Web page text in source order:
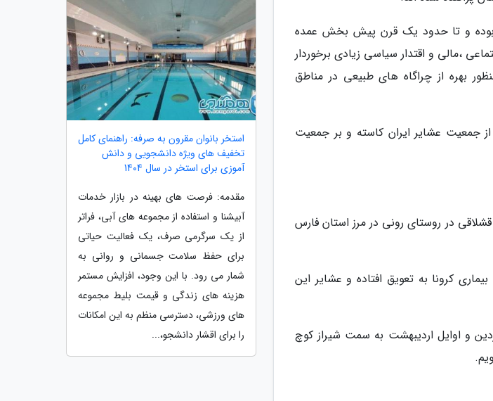
بوده و تا حدود یک قرن پیش بخش عمده
،مالی و اقتدار سیاسی زیادی برخوردار
بهره از چراگاه های طبیعی در مناطق
جمعیت عشایر ایران کاسته و بر جمعیت
در روستای رونی در مرز استان فارس
کرونا به تعویق افتاده و عشایر این
و اوایل اردیبهشت به سمت شیراز کوچ
استخر بانوان مقرون به صرفه: راهنمای کامل
تخفیف های ویژه دانشجویی و دانش
آموزی برای استخر در سال 1404
مقدمه: فرصت های بهینه در بازار خدمات
آبیشنا و استفاده از مجموعه های آبی، فراتر
از یک سرگرمی صرف، یک فعالیت حیاتی
برای حفظ سلامت جسمانی و روانی به
شمار می رود. با این وجود، افزایش مستمر
هزینه های زندگی و قیمت بلیط مجموعه
های ورزشی، دسترسی منظم به این امکانات
را برای اقشار دانشجو،...